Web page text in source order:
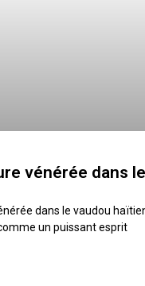
vénérée dans
dans le vaudou
un puissant esprit